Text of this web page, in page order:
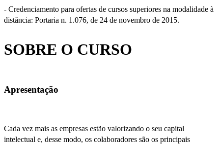
- Credenciamento para ofertas de cursos superiores na modalidade à
distância: Portaria n. 1.076, de 24 de novembro de 2015.
SOBRE O CURSO
Apresentação
Cada vez mais as empresas estão valorizando o seu capital
intelectual e, desse modo, os colaboradores são os principais